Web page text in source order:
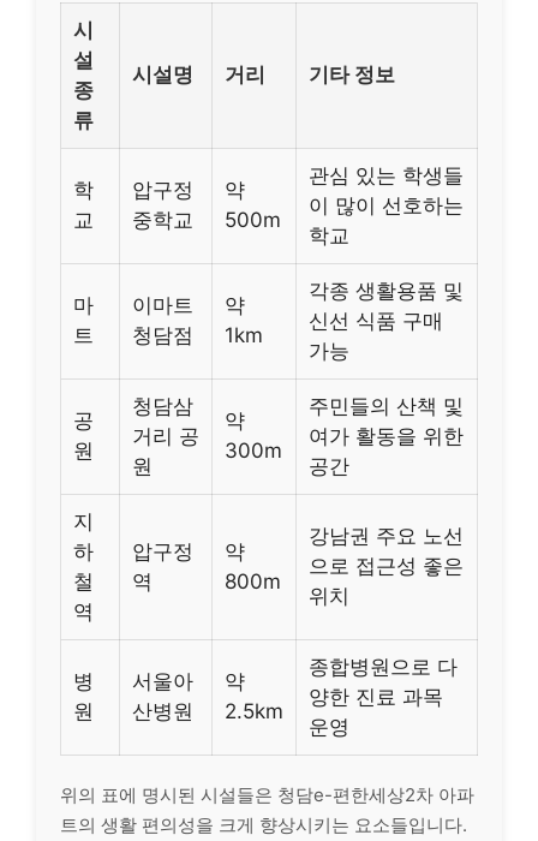
시
설
종
류
시설명 거리 기타 정보
학
교
압구정
중학교
약
500m
관심 있는 학생들
이 많이 선호하는
학교
마
트
이마트
청담점
약
1km
각종 생활용품 및
신선 식품 구매
가능
공
원
청담삼
거리 공
원
약
300m
주민들의 산책 및
여가 활동을 위한
공간
지
하
철
역
압구정
역
약
800m
강남권 주요 노선
으로 접근성 좋은
위치
병
원
서울아
산병원
약
2.5km
종합병원으로 다
양한 진료 과목
운영
위의 표에 명시된 시설들은 청담e-편한세상2차 아파
트의 생활 편의성을 크게 향상시키는 요소들입니다.